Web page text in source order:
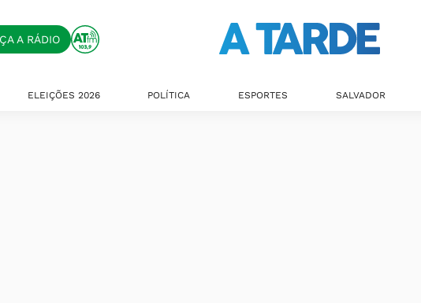
A RÁDIO
ELEIÇÕES 2026 POLÍTICA ESPORTES SALVADOR